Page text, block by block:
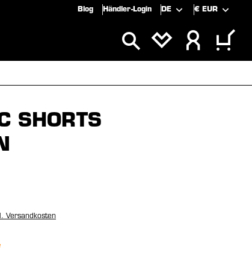
Blog Händler-Login DE € EUR
SHORTS
Versandkosten